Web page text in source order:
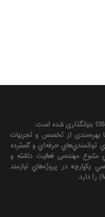
بهره‌مندی از تخصص و تجربيات
توانمندي‌هاي حرفه‌اي و گسترده
متنوع مهندسی فعاليت داشته و
يكپارچه در پروژه‌هاي نيازمند